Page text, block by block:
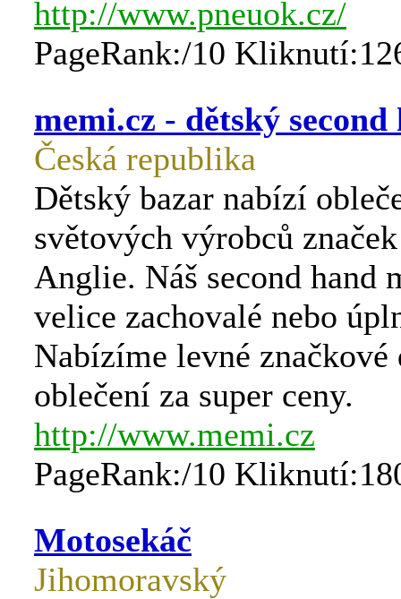
http://www.pneuok.cz/
PageRank:/10
memi.cz - dětský second
Česká republika
Dětský bazar nabízí
světových výrobců
Anglie. Náš second hand
velice zachovalé nebo
Nabízíme levné značkové
oblečení za super ceny.
http://www.memi.cz
PageRank:/10
Motosekáč
Jihomoravský